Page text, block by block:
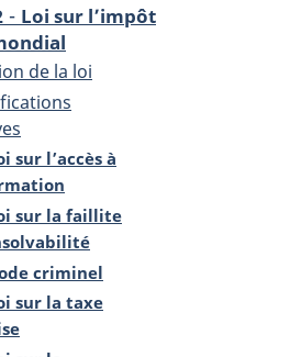
- Loi sur l’impôt
de la loi
sur l’accès à
sur la faillite
criminel
sur la taxe